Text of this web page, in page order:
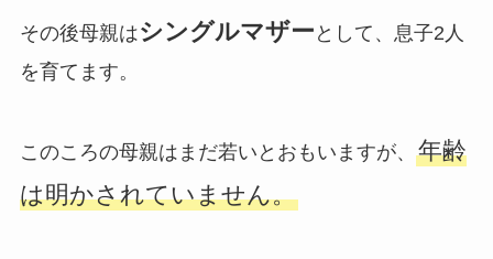
その後母親はシングルマザー として、息子2人
を育てます。
このころの母親はまだ若いとおもいますが、 年齢
は明かされていません。